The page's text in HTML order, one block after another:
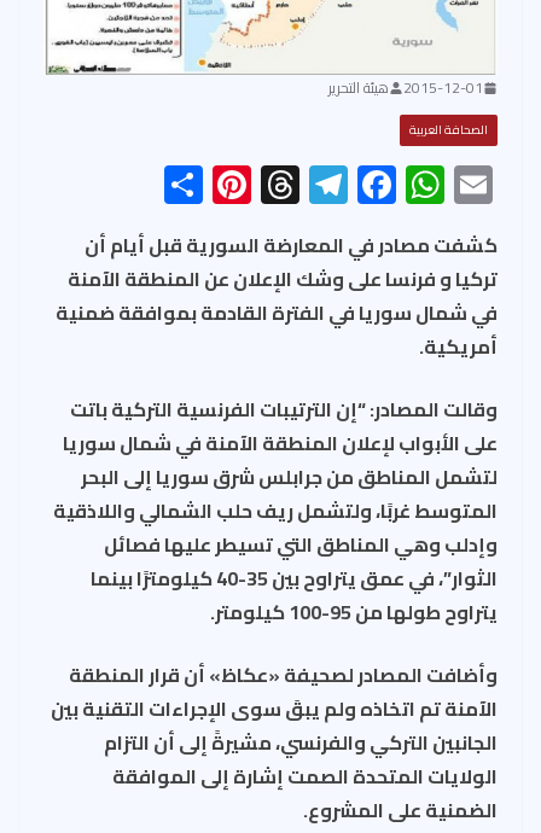
2015-12-01 هيئة التحرير
الصحافة العربية
E
m
ail
W
h
at
s
A
p
F
ac
e
b
o
Te
le
gr
a
m
T
hr
ea
ds
Pi
nt
er
es
t
h
ar
e
كشفت مصادر في المعارضة السورية قبل أيام أن
تركيا و فرنسا على وشك الإعلان عن المنطقة الآمنة
في شمال سوريا في الفترة القادمة بموافقة ضمنية
أمريكية.
وقالت المصادر: “إن الترتيبات الفرنسية التركية باتت
على الأبواب لإعلان المنطقة الآمنة في شمال سوريا
لتشمل المناطق من جرابلس شرق سوريا إلى البحر
المتوسط غربًا، ولتشمل ريف حلب الشمالي واللاذقية
وإدلب وهي المناطق التي تسيطر عليها فصائل
الثوار”، في عمق يتراوح بين 35-40 كيلومترًا بينما
يتراوح طولها من 95-100 كيلومتر.
وأضافت المصادر لصحيفة «عكاظ» أن قرار المنطقة
الآمنة تم اتخاذه ولم يبقَ سوى الإجراءات التقنية بين
الجانبين التركي والفرنسي، مشيرةً إلى أن التزام
الولايات المتحدة الصمت إشارة إلى الموافقة
الضمنية على المشروع.